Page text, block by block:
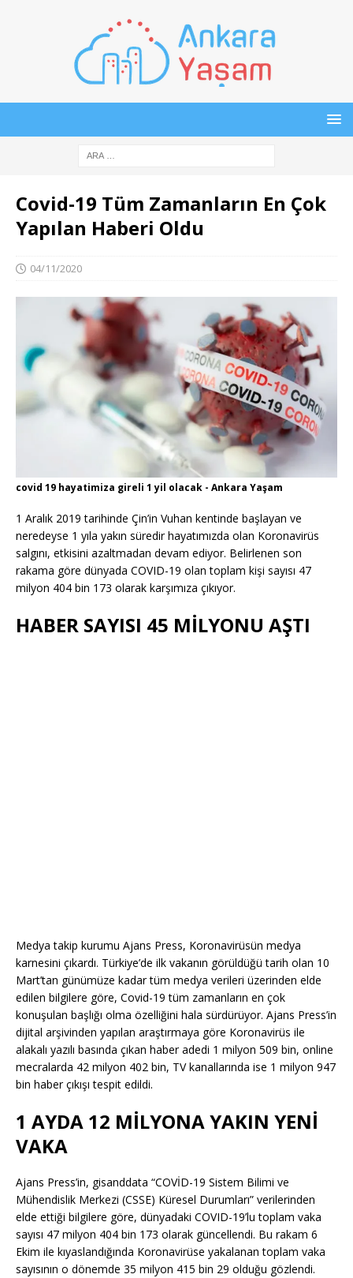
Covid-19 Tüm Zamanların En Çok
Yapılan Haberi Oldu
04/11/2020
covid 19 hayatimiza gireli 1 yil olacak - Ankara Yaşam
1 Aralık 2019 tarihinde Çin’in Vuhan kentinde başlayan ve
neredeyse 1 yıla yakın süredir hayatımızda olan Koronavirüs
salgını, etkisini azaltmadan devam ediyor. Belirlenen son
rakama göre dünyada COVID-19 olan toplam kişi sayısı 47
milyon 404 bin 173 olarak karşımıza çıkıyor.
HABER SAYISI 45 MİLYONU AŞTI
Medya takip kurumu Ajans Press, Koronavirüsün medya
karnesini çıkardı. Türkiye’de ilk vakanın görüldüğü tarih olan 10
Mart’tan günümüze kadar tüm medya verileri üzerinden elde
edilen bilgilere göre, Covid-19 tüm zamanların en çok
konuşulan başlığı olma özelliğini hala sürdürüyor. Ajans Press’in
dijital arşivinden yapılan araştırmaya göre Koronavirüs ile
alakalı yazılı basında çıkan haber adedi 1 milyon 509 bin, online
mecralarda 42 milyon 402 bin, TV kanallarında ise 1 milyon 947
bin haber çıkışı tespit edildi.
1 AYDA 12 MİLYONA YAKIN YENİ
VAKA
Ajans Press’in, gisanddata “COVİD-19 Sistem Bilimi ve
Mühendislik Merkezi (CSSE) Küresel Durumları” verilerinden
elde ettiği bilgilere göre, dünyadaki COVID-19’lu toplam vaka
sayısı 47 milyon 404 bin 173 olarak güncellendi. Bu rakam 6
Ekim ile kıyaslandığında Koronavirüse yakalanan toplam vaka
sayısının o dönemde 35 milyon 415 bin 29 olduğu gözlendi.